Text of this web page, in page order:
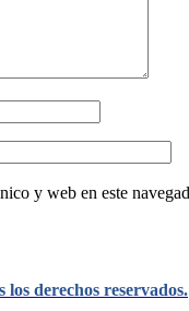
y web en este
los derechos reservados.